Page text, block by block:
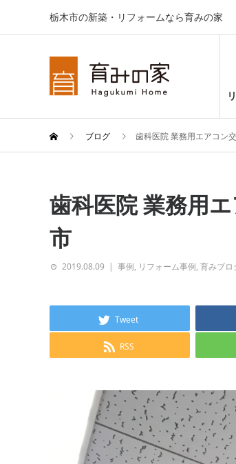
栃木市の新築・リフォームなら育みの家
ブログ 歯科医院 業務用エアコン
歯科医院 業務用
市
2019.08.09 事例, リフォーム事例, 育みブロ
Tweet
RSS